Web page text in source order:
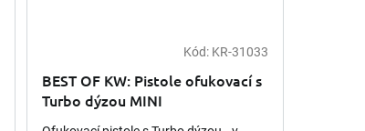
Kód: KR-31033
BEST OF KW: Pistole ofukovací s
Turbo dýzou MINI